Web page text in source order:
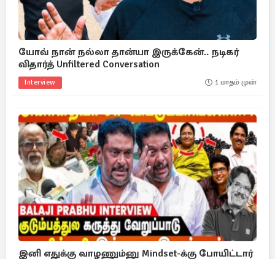
யோவ் நான் நல்லா தான்யா இருக்கேன்.. நடிகர்
விதார்த் Unfiltered Conversation
Interview 1 மாதம் முன்
இனி எதுக்கு வாழணும்னு Mindset-க்கு போயிட்டார்